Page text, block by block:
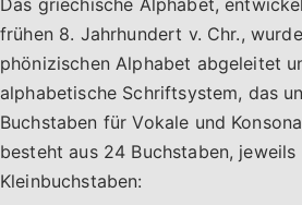
frühen 8. Jahrhundert v. Chr.,
phönizischen Alphabet abgeleitet
alphabetische Schriftsystem, das
Buchstaben für Vokale und
besteht aus 24 Buchstaben,
Kleinbuchstaben: